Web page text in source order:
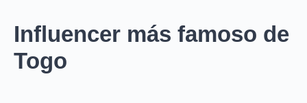
Influencer más famoso de
Togo